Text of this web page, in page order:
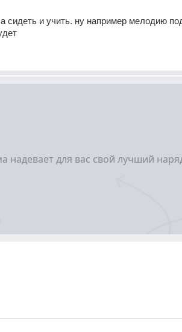
сидеть и учить. ну например мелодию